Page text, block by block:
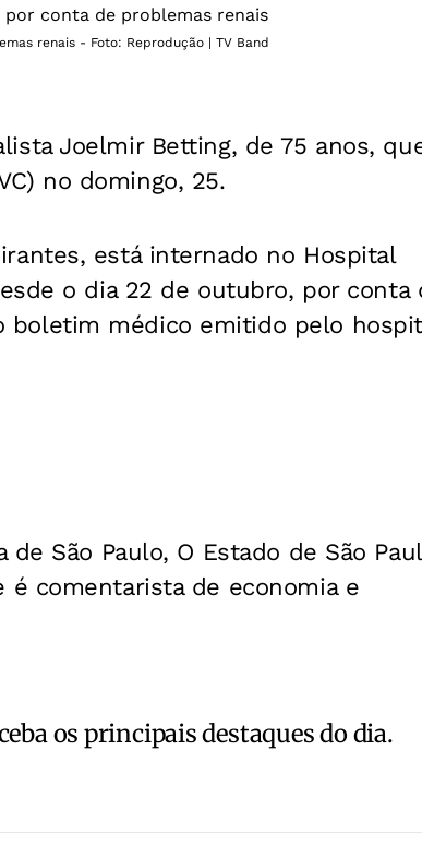
renais - Foto: Reprodução | TV Band
Joelmir Betting, de 75 anos,
no domingo, 25.
está internado no Hospital
o dia 22 de outubro, por conta
boletim médico emitido pelo
São Paulo, O Estado de São
é comentarista de economia e
os principais destaques do dia.